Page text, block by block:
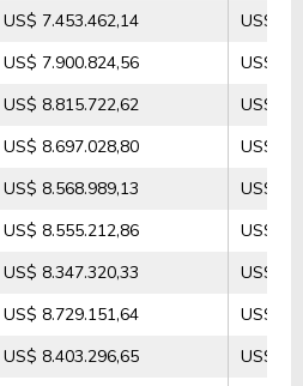
US$ 7.453.462,14
US$
US$ 7.900.824,56
US$
US$ 8.815.722,62
US$
US$ 8.697.028,80
US$
US$ 8.568.989,13
US$
US$ 8.555.212,86
US$
US$ 8.347.320,33
US$
US$ 8.729.151,64
US$
US$ 8.403.296,65
US$